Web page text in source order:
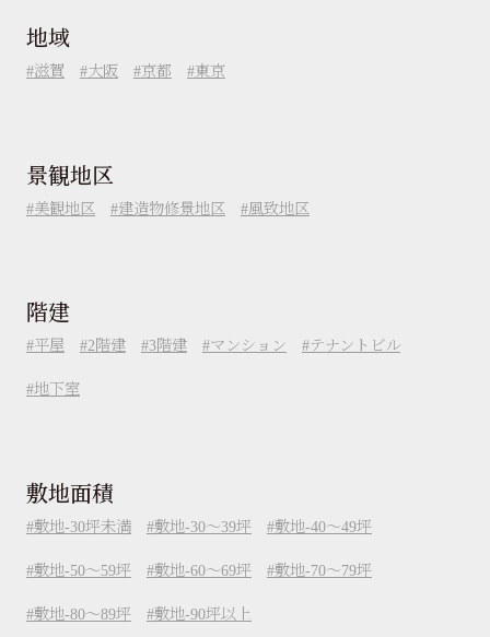
地域
滋賀 大阪 京都 東京
景観地区
美観地区 建造物修景地区 風致地区
階建
平屋 2階建 3階建 マンション テナントビル
地下室
敷地面積
敷地-30坪未満 敷地-30～39坪 敷地-40～49坪
敷地-50～59坪 敷地-60～69坪 敷地-70～79坪
敷地-80～89坪 敷地-90坪以上